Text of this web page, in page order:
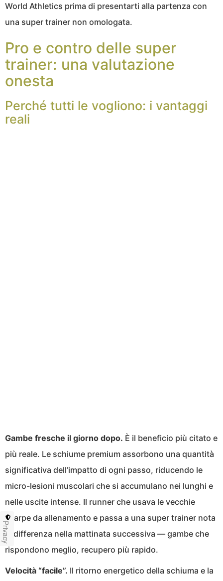
World Athletics prima di presentarti alla partenza con
una super trainer non omologata.
Pro e contro delle super
trainer: una valutazione
onesta
Perché tutti le vogliono: i vantaggi
reali
Gambe fresche il giorno dopo. È il beneficio più citato e
più reale. Le schiume premium assorbono una quantità
significativa dell’impatto di ogni passo, riducendo le
micro-lesioni muscolari che si accumulano nei lunghi e
nelle uscite intense. Il runner che usava le vecchie
scarpe da allenamento e passa a una super trainer nota
la differenza nella mattinata successiva — gambe che
rispondono meglio, recupero più rapido.
Velocità “facile”. Il ritorno energetico della schiuma e la
Privacy